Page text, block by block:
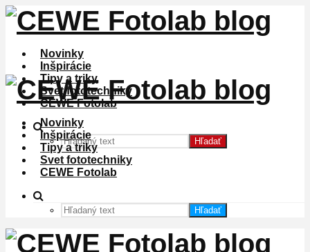
Novinky
Inšpirácie
Tipy a triky
Svet fototechniky
CEWE Fotolab
Hľadať
Novinky
Inšpirácie
Tipy a triky
Svet fototechniky
CEWE Fotolab
Hľadať